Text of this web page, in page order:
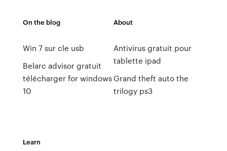
On the blog
Win 7 sur cle usb
Belarc advisor gratuit
télécharger for windows
10
About
Antivirus gratuit pour
tablette ipad
Grand theft auto the
trilogy ps3
Learn